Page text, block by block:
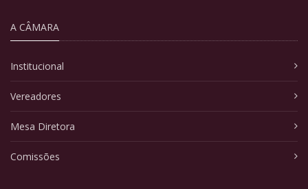
A CÂMARA
Institucional
Vereadores
Mesa Diretora
Comissões